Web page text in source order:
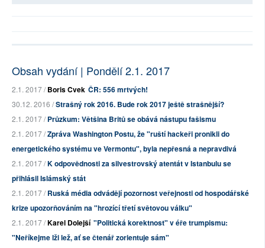
Obsah vydání | Pondělí 2.1. 2017
2.1. 2017 /Boris Cvek ČR: 556 mrtvých!
30.12. 2016 /Strašný rok 2016. Bude rok 2017 ještě strašnější?
2.1. 2017 /Průzkum: Většina Britů se obává nástupu fašismu
2.1. 2017 /Zpráva Washington Postu, že "ruští hackeři pronikli do
energetického systému ve Vermontu", byla nepřesná a nepravdivá
2.1. 2017 /K odpovědnosti za silvestrovský atentát v Istanbulu se
přihlásil Islámský stát
2.1. 2017 /Ruská média odvádějí pozornost veřejnosti od hospodářské
krize upozorňováním na "hrozící třetí světovou válku"
2.1. 2017 /Karel Dolejší "Politická korektnost" v éře trumpismu:
"Neříkejme lži lež, ať se čtenář zorientuje sám"